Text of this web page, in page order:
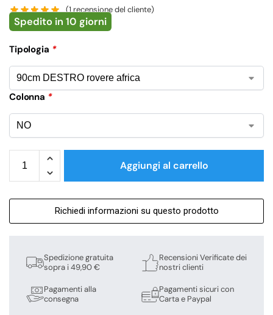
(1recensione del cliente)
Spedito in 10 giorni
Tipologia *
Colonna *
Aggiungi al carrello
Richiedi informazioni su questo prodotto
Spedizione gratuita
sopra i 49,90 €
Pagamenti alla
consegna
Recensioni Verificate dei
nostri clienti
Pagamenti sicuri con
Carta e Paypal